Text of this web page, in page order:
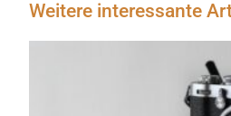
Weitere interessante